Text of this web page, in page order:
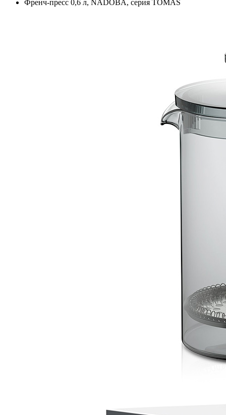
Френч-пресс 0,6 л, NADOBA, серия TOMAŠ